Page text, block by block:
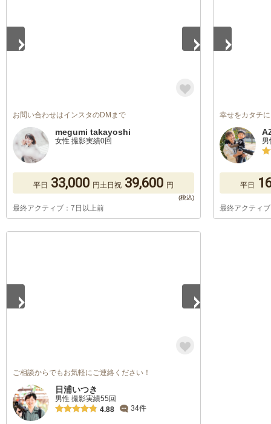
お問い合わせはインスタのDMまで
megumi takayoshi
女性 撮影実績0回
平日 33,000 円土日祝 39,600 円
最終アクティブ：7日以上前
幸せをカタチ
平日
最終アクティ
ご相談からでもお気軽にご連絡ください！
日浦いつき
男性 撮影実績55回
4.88
34件